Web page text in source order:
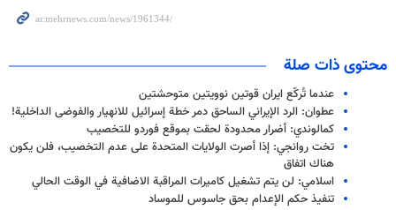
محتوى ذات صلة
عندما تُركّع ايران قوتين نوويتين متوحشتين
عطوان: الرد الإيراني الساحق دمر خطة إسرائيل للانهيار والفوضى الداخلية!
كمالوندي: أضرار محدودة لحقت بموقع فوردو للتخصيب
تخت روانجي: إذا أصرت الولايات المتحدة على عدم التخصيب، فلن يكون
هناك اتفاق
اسلامي: لن يتم تشغيل كاميرات المراقبة الاضافية في الوقت الحالي
تنفيذ حكم الإعدام بحق جاسوس للموساد